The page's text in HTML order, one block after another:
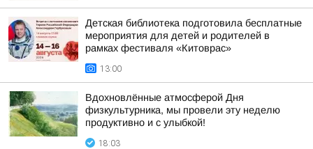
Детская библиотека подготовила бесплатные
мероприятия для детей и родителей в
рамках фестиваля «Китоврас»
13:00
Вдохновлённые атмосферой Дня
физкультурника, мы провели эту неделю
продуктивно и с улыбкой!
18:03